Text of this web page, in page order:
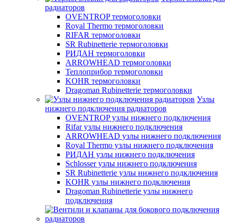
радиаторов
OVENTROP термоголовки
Royal Thermo термоголовки
RIFAR термоголовки
SR Rubinetterie термоголовки
РИДАН термоголовки
ARROWHEAD термоголовки
Теплоприбор термоголовки
KOHR термоголовки
Dragoman Rubinetterie термоголовки
Узлы
нижнего подключения радиаторов
OVENTROP узлы нижнего подключения
Rifar узлы нижнего подключения
ARROWHEAD узлы нижнего подключения
Royal Thermo узлы нижнего подключения
РИДАН узлы нижнего подключения
Schlosser узлы нижнего подключения
SR Rubinetterie узлы нижнего подключения
KOHR узлы нижнего подключения
Dragoman Rubinetterie узлы нижнего
подключения